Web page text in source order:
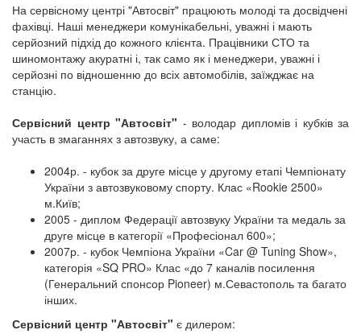
На сервісному центрі "Автосвіт" працюють молоді та досвідчені
фахівці. Наші менеджери комунікабельні, уважні і мають
серйозний підхід до кожного клієнта. Працівники СТО та
шиномонтажу акуратні і, так само як і менеджери, уважні і
серйозні по відношенню до всіх автомобілів, заїжджає на
станцію.
Сервісний центр "Автосвіт" - володар дипломів і кубків за
участь в змаганнях з автозвуку, а саме:
2004р. - кубок за друге місце у другому етапі Чемпіонату
України з автозвуковому спорту. Клас «Rookie 2500»
м.Київ;
2005 - диплом Федерації автозвуку України та медаль за
друге місце в категорії «Професіонал 600»;
2007р. - кубок Чемпіона України «Car @ Tuning Show»,
категорія «SQ PRO» Клас «до 7 каналів посилення
(Генеральний спонсор Pioneer) м.Севастополь та багато
інших.
Сервісний центр "Автосвіт" є дилером: